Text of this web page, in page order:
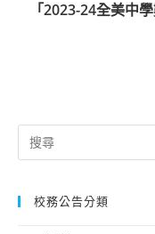
「2023-24全美中
Search
for:
校務公告分類